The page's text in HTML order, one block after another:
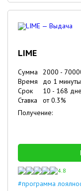
LIME
Сумма 2000 -
Время
до 1 минуты
Срок
10 - 168
Ставка
от0.3%
Получение:
4.8
#программа